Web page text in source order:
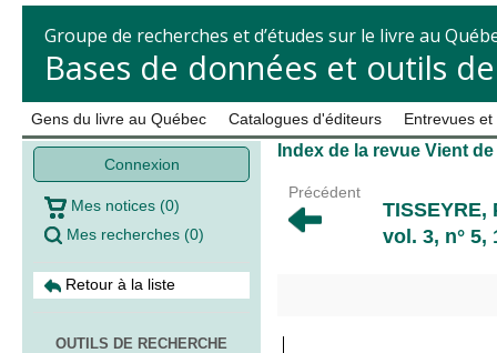
Groupe de recherches et d’études sur le livre au
Bases de données et outils
Gens du livre au Québec Catalogues d'éditeurs Entrevues
Connexion
Mes notices (0)
Mes recherches (0)
Retour à la liste
OUTILS DE RECHERCHE
Index de la revue Vient
Précédent
TISSEYRE,
vol. 3, n° 5,